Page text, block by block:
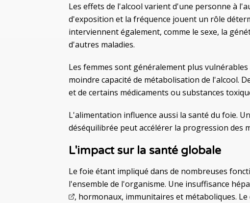
Les effets de l'alcool varient d'une personne à
d'exposition et la fréquence jouent un rôle
interviennent également, comme le sexe, la
d'autres maladies.
Les femmes sont généralement plus
moindre capacité de métabolisation de l'alcool.
et de certains médicaments ou substances
L'alimentation influence aussi la santé du foie.
déséquilibrée peut accélérer la progression des
L'impact sur la santé globale
Le foie étant impliqué dans de nombreuses
l'ensemble de l'organisme. Une insuffisance
, hormonaux, immunitaires et métaboliques.